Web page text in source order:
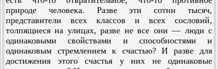
природе человека. Разве эти сотни тысяч,
представители всех классов и всех сословий,
толпящиеся на улицах, разве не все они — люди с
одинаковыми свойствами и способ­ностями и
одинаковым стремлением к счастью? И разве для
достижения этого счастья у них не одинаковые